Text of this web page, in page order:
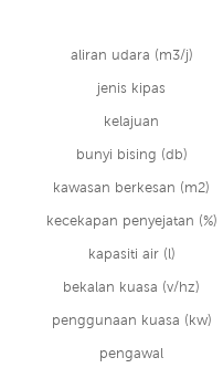
aliran udara (m3/j)
jenis kipas
kelajuan
bunyi bising (db)
kawasan berkesan (m2)
kecekapan penyejatan (%)
kapasiti air (l)
bekalan kuasa (v/hz)
penggunaan kuasa (kw)
pengawal